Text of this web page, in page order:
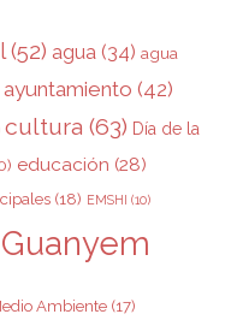
(52) agua (34) agua
ayuntamiento (42)
cultura (63) Día de la
educación (28)
(18) EMSHI (10)
Guanyem
Ambiente (17)